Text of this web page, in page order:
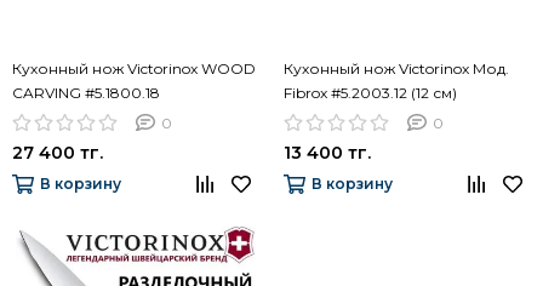
Кухонный нож Victorinox WOOD
CARVING #5.1800.18
0
27 400 тг.
В корзину
Кухонный нож Victorinox Мод.
Fibrox #5.2003.12 (12 см)
0
13 400 тг.
В корзину